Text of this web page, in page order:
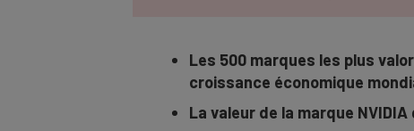
Les 500 marques les plus
croissance économique
La valeur de la marque